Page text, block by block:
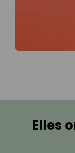
Elles